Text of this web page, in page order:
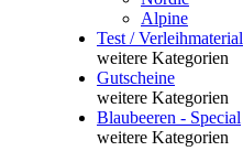
Alpine
Test / Verleihmaterial
weitere Kategorien
Gutscheine
weitere Kategorien
Blaubeeren - Special
weitere Kategorien